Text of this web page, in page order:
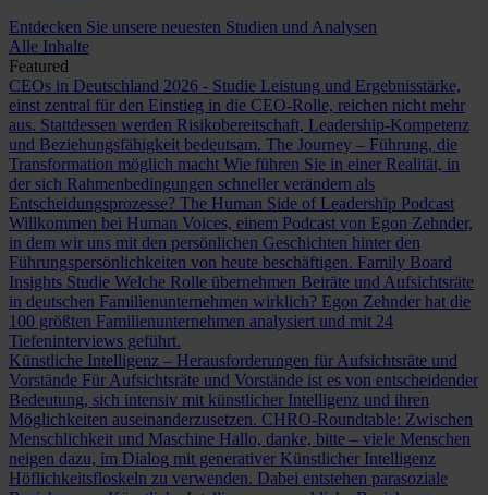
Entdecken Sie unsere neuesten Studien und Analysen
Alle Inhalte
Featured
CEOs in Deutschland 2026 - Studie Leistung und Ergebnisstärke,
einst zentral für den Einstieg in die CEO-Rolle, reichen nicht mehr
aus. Stattdessen werden Risikobereitschaft, Leadership-Kompetenz
und Beziehungsfähigkeit bedeutsam. The Journey – Führung, die
Transformation möglich macht Wie führen Sie in einer Realität, in
der sich Rahmenbedingungen schneller verändern als
Entscheidungsprozesse? The Human Side of Leadership Podcast
Willkommen bei Human Voices, einem Podcast von Egon Zehnder,
in dem wir uns mit den persönlichen Geschichten hinter den
Führungspersönlichkeiten von heute beschäftigen. Family Board
Insights Studie Welche Rolle übernehmen Beiräte und Aufsichtsräte
in deutschen Familienunternehmen wirklich? Egon Zehnder hat die
100 größten Familienunternehmen analysiert und mit 24
Tiefeninterviews geführt.
Künstliche Intelligenz – Herausforderungen für Aufsichtsräte und
Vorstände Für Aufsichtsräte und Vorstände ist es von entscheidender
Bedeutung, sich intensiv mit künstlicher Intelligenz und ihren
Möglichkeiten auseinanderzusetzen. CHRO-Roundtable: Zwischen
Menschlichkeit und Maschine Hallo, danke, bitte – viele Menschen
neigen dazu, im Dialog mit generativer Künstlicher Intelligenz
Höflichkeitsfloskeln zu verwenden. Dabei entstehen parasoziale